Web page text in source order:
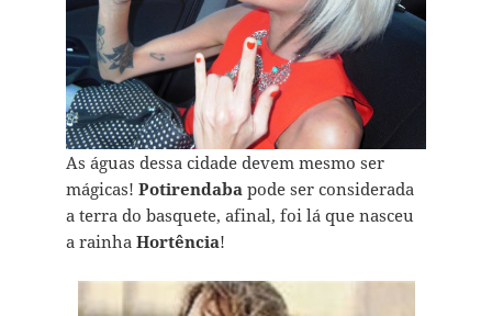
As águas dessa cidade devem mesmo ser
mágicas! Potirendabapode ser considerada
a terra do basquete, afinal, foi lá que nasceu
a rainha Hortência!